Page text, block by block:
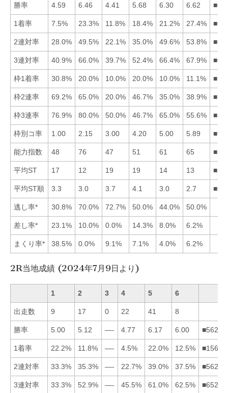
勝率 4.59 6.46 4.41 5.68 6.30 6.62
1着率 7.5% 23.3% 11.8% 18.4% 21.2% 27.4%
2連対率 28.0% 49.5% 22.1% 35.0% 49.6% 53.8%
3連対率 40.9% 66.0% 39.7% 52.4% 66.4% 67.9%
枠1着率 30.8% 20.0% 10.0% 20.0% 10.0% 11.1%
枠2連率 69.2% 65.0% 20.0% 46.7% 35.0% 38.9%
枠3連率 76.9% 80.0% 50.0% 46.7% 65.0% 55.6%
枠別コ率 1.00 2.15 3.00 4.20 5.00 5.89
能力指数 48 76 47 51 61 65
平均ST 17 12 19 19 14 13
平均ST順 3.3 3.0 3.7 4.1 3.0 2.7
逃し率* 30.8% 70.0% 72.7% 50.0% 44.0% 50.0%
差し率* 23.1% 10.0% 0.0% 14.3% 8.0% 6.2%
まくり率* 38.5% 0.0% 9.1% 7.1% 4.0% 6.2%
2R当地成績 (2024年7月9日より)
1 2 3 4 5 6
出走数 9 17 0 22 41 8
勝率 5.00 5.12 —- 4.77 6.17 6.00
1着率 22.2% 11.8% —- 4.5% 22.0% 12.5%
2連対率 33.3% 35.3% —- 22.7% 39.0% 37.5%
3連対率 33.3% 52.9% —- 45.5% 61.0% 62.5%